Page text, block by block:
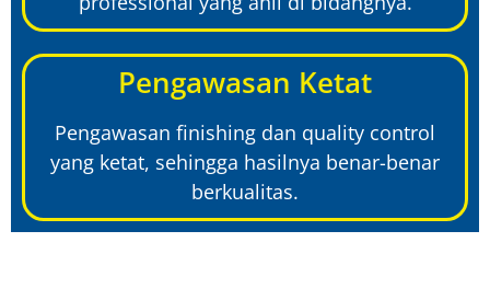
Pengawasan Ketat
Pengawasan finishing dan quality control
yang ketat, sehingga hasilnya benar-benar
berkualitas.